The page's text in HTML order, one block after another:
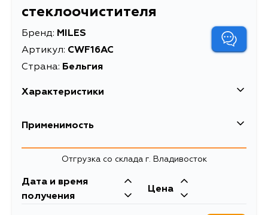
стеклоочистителя
Бренд: MILES
Артикул: CWF16AC
Страна: Бельгия
Характеристики
EAN-13
Длина упаковки, мм
Масса, кг 0.3
Применимость
Отгрузка со склада г. Владивосток
Дата и время
получения
Цена